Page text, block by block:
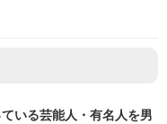
いる芸能人・有名人を男